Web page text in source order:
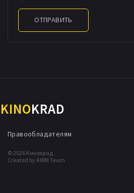
ОТПРАВИТЬ
KINOKRAD
© 2026 Кинокрад
Created by AWM Team
Правообладателям